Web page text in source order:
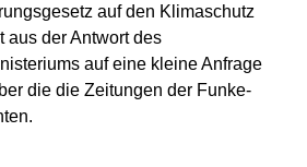
auf den Klimaschutz
aus der Antwort des
auf eine kleine Anfrage
die die Zeitungen der Funke-